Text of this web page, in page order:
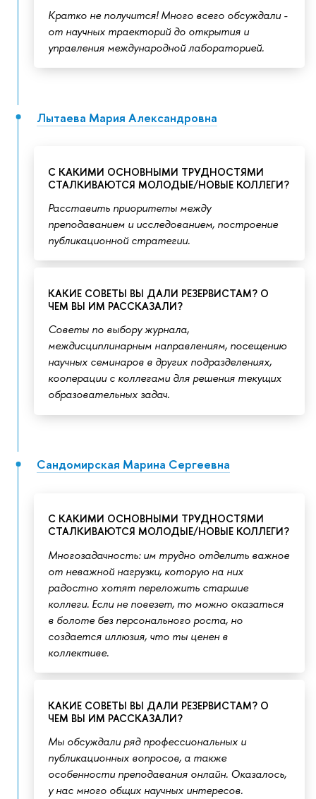
Кратко не получится! Много всего обсуждали -
от научных траекторий до открытия и
управления международной лабораторией.
Лытаева Мария Александровна
С КАКИМИ ОСНОВНЫМИ ТРУДНОСТЯМИ
СТАЛКИВАЮТСЯ МОЛОДЫЕ/НОВЫЕ КОЛЛЕГИ?
Расставить приоритеты между
преподаванием и исследованием, построение
публикационной стратегии.
КАКИЕ СОВЕТЫ ВЫ ДАЛИ РЕЗЕРВИСТАМ? О
ЧЕМ ВЫ ИМ РАССКАЗАЛИ?
Советы по выбору журнала,
междисциплинарным направлениям, посещению
научных семинаров в других подразделениях,
кооперации с коллегами для решения текущих
образовательных задач.
Сандомирская Марина Сергеевна
С КАКИМИ ОСНОВНЫМИ ТРУДНОСТЯМИ
СТАЛКИВАЮТСЯ МОЛОДЫЕ/НОВЫЕ КОЛЛЕГИ?
Многозадачность: им трудно отделить важное
от неважной нагрузки, которую на них
радостно хотят переложить старшие
коллеги. Если не повезет, то можно оказаться
в болоте без персонального роста, но
создается иллюзия, что ты ценен в
коллективе.
КАКИЕ СОВЕТЫ ВЫ ДАЛИ РЕЗЕРВИСТАМ? О
ЧЕМ ВЫ ИМ РАССКАЗАЛИ?
Мы обсуждали ряд профессиональных и
публикационных вопросов, а также
особенности преподавания онлайн. Оказалось,
у нас много общих научных интересов.